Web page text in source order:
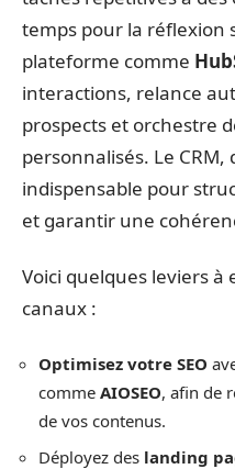
temps pour la réflexion
plateforme comme
interactions, relance
prospects et orchestre
personnalisés. Le
indispensable pour
et garantir une
Voici quelques leviers
canaux :
Optimisez votre SEO
comme AIOSEO, afin de
de vos contenus.
Déployez des landing